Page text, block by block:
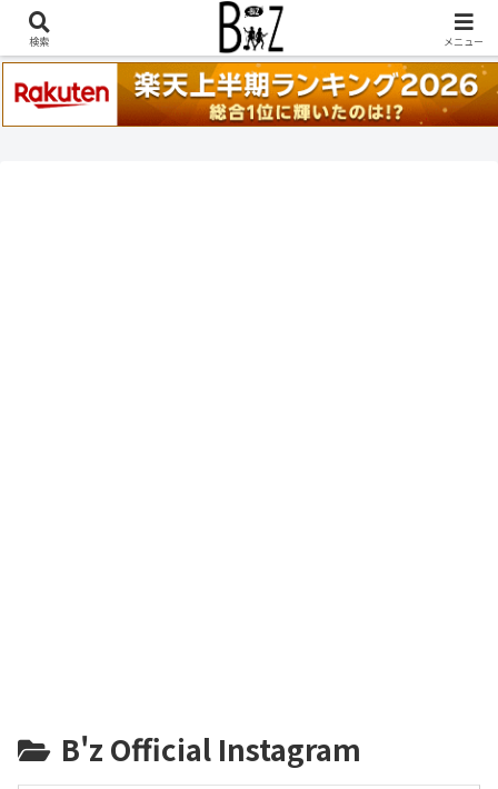
稲葉浩志『en-Zepp』『enⅣ』セトリ一覧はこちら
B'z Official Instagram
検索 メニュー